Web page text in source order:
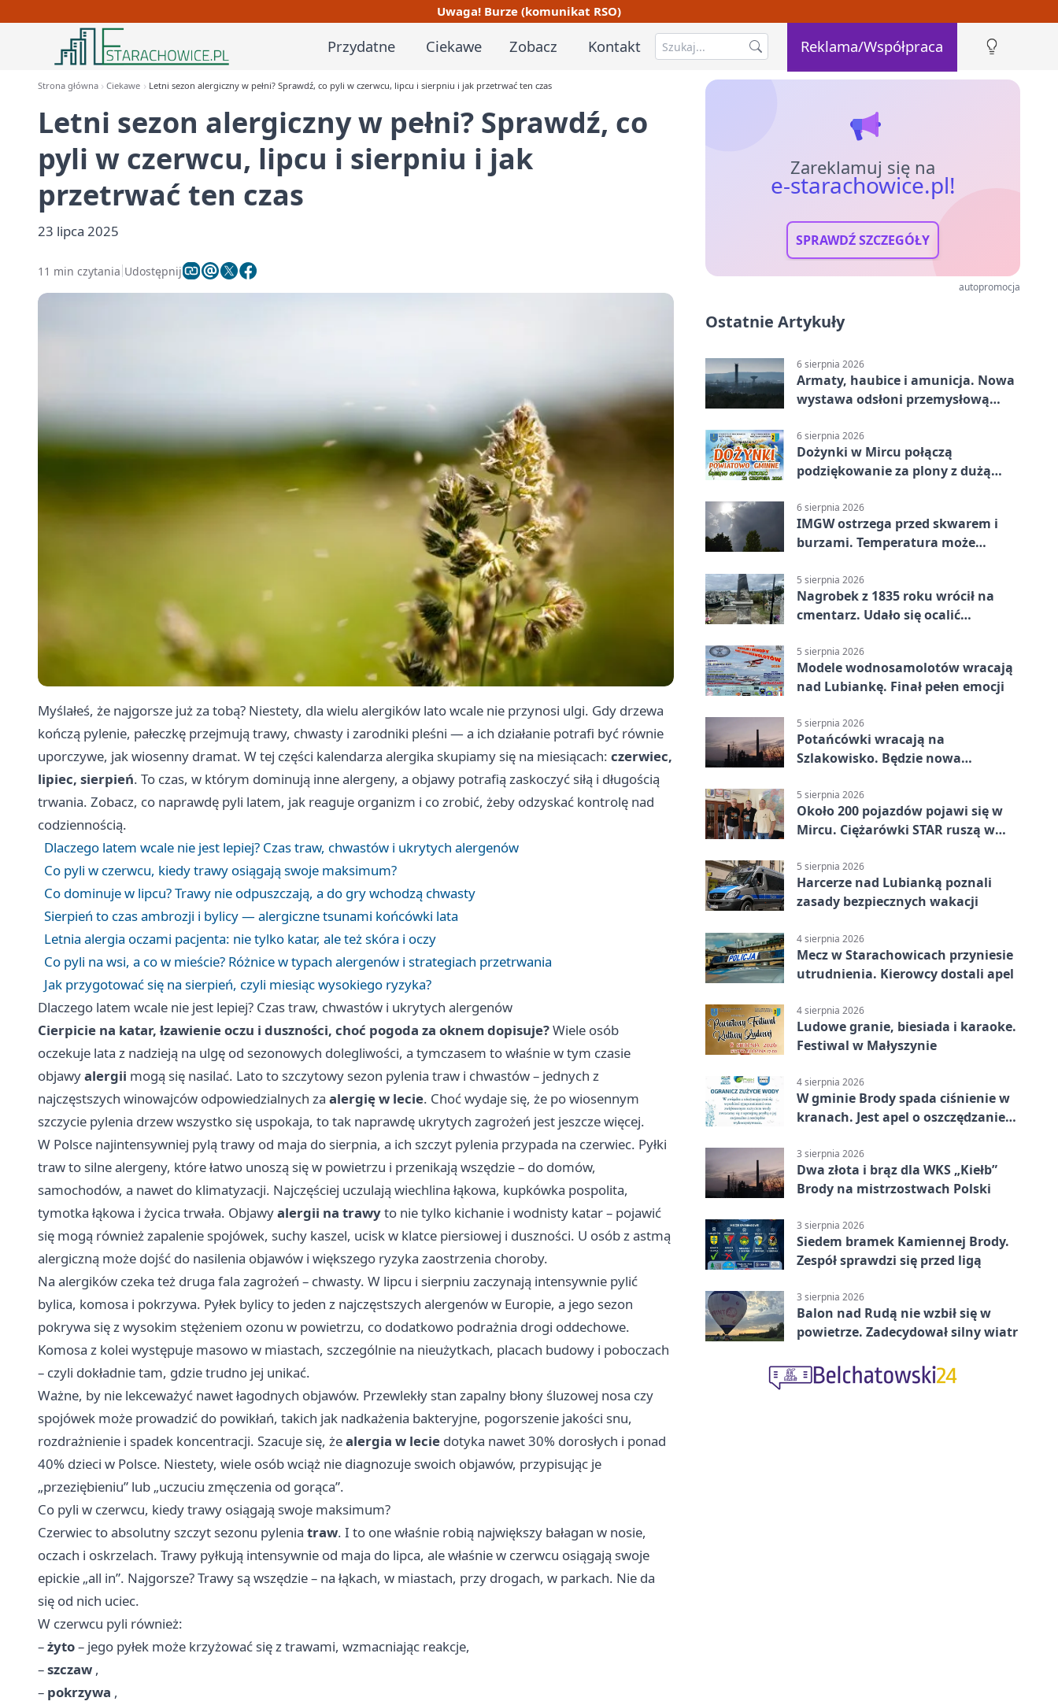
Uwaga! Burze (komunikat RSO)
Przydatne Ciekawe Zobacz Kontakt Reklama/Współpraca
Strona główna Ciekawe Letni sezon alergiczny w pełni? Sprawdź, co pyli w czerwcu, lipcu i sierpniu i jak przetrwać ten czas
Letni sezon alergiczny w pełni? Sprawdź, co
pyli w czerwcu, lipcu i sierpniu i jak
przetrwać ten czas
23 lipca 2025
11 min czytania Udostępnij
Myślałeś, że najgorsze już za tobą? Niestety, dla wielu alergików lato wcale nie przynosi ulgi. Gdy drzewa
kończą pylenie, pałeczkę przejmują trawy, chwasty i zarodniki pleśni — a ich działanie potrafi być równie
uporczywe, jak wiosenny dramat. W tej części kalendarza alergika skupiamy się na miesiącach: czerwiec,
lipiec, sierpień. To czas, w którym dominują inne alergeny, a objawy potrafią zaskoczyć siłą i długością
trwania. Zobacz, co naprawdę pyli latem, jak reaguje organizm i co zrobić, żeby odzyskać kontrolę nad
codziennością.
Dlaczego latem wcale nie jest lepiej? Czas traw, chwastów i ukrytych alergenów
Co pyli w czerwcu, kiedy trawy osiągają swoje maksimum?
Co dominuje w lipcu? Trawy nie odpuszczają, a do gry wchodzą chwasty
Sierpień to czas ambrozji i bylicy — alergiczne tsunami końcówki lata
Letnia alergia oczami pacjenta: nie tylko katar, ale też skóra i oczy
Co pyli na wsi, a co w mieście? Różnice w typach alergenów i strategiach przetrwania
Jak przygotować się na sierpień, czyli miesiąc wysokiego ryzyka?
Dlaczego latem wcale nie jest lepiej? Czas traw, chwastów i ukrytych alergenów
Cierpicie na katar, łzawienie oczu i duszności, choć pogoda za oknem dopisuje?Wiele osób
oczekuje lata z nadzieją na ulgę od sezonowych dolegliwości, a tymczasem to właśnie w tym czasie
objawyalergii mogą się nasilać. Lato to szczytowy sezon pylenia traw i chwastów – jednych z
najczęstszych winowajców odpowiedzialnych za alergię w lecie. Choć wydaje się, że po wiosennym
szczycie pylenia drzew wszystko się uspokaja, to tak naprawdę ukrytych zagrożeń jest jeszcze więcej.
W Polsce najintensywniej pylą trawy od maja do sierpnia, a ich szczyt pylenia przypada na czerwiec. Pyłki
traw to silne alergeny, które łatwo unoszą się w powietrzu i przenikają wszędzie – do domów,
samochodów, a nawet do klimatyzacji. Najczęściej uczulają wiechlina łąkowa, kupkówka pospolita,
tymotka łąkowa i życica trwała. Objawyalergii na trawyto nie tylko kichanie i wodnisty katar – pojawić
się mogą również zapalenie spojówek, suchy kaszel, ucisk w klatce piersiowej i duszności. U osób z astmą
alergiczną może dojść do nasilenia objawów i większego ryzyka zaostrzenia choroby.
Na alergików czeka też druga fala zagrożeń – chwasty. W lipcu i sierpniu zaczynają intensywnie pylić
bylica, komosa i pokrzywa. Pyłek bylicy to jeden z najczęstszych alergenów w Europie, a jego sezon
pokrywa się z wysokim stężeniem ozonu w powietrzu, co dodatkowo podrażnia drogi oddechowe.
Komosa z kolei występuje masowo w miastach, szczególnie na nieużytkach, placach budowy i poboczach
– czyli dokładnie tam, gdzie trudno jej unikać.
Ważne, by nie lekceważyć nawet łagodnych objawów. Przewlekły stan zapalny błony śluzowej nosa czy
spojówek może prowadzić do powikłań, takich jak nadkażenia bakteryjne, pogorszenie jakości snu,
rozdrażnienie i spadek koncentracji. Szacuje się, żealergia w lecie dotyka nawet 30% dorosłych i ponad
40% dzieci w Polsce. Niestety, wiele osób wciąż nie diagnozuje swoich objawów, przypisując je
„przeziębieniu” lub „uczuciu zmęczenia od gorąca”.
Co pyli w czerwcu, kiedy trawy osiągają swoje maksimum?
Czerwiec to absolutny szczyt sezonu pylenia traw. I to one właśnie robią największy bałagan w nosie,
oczach i oskrzelach. Trawy pyłkują intensywnie od maja do lipca, ale właśnie w czerwcu osiągają swoje
epickie „all in”. Najgorsze? Trawy są wszędzie – na łąkach, w miastach, przy drogach, w parkach. Nie da
się od nich uciec.
W czerwcu pyli również:
–żyto– jego pyłek może krzyżować się z trawami, wzmacniając reakcje,
–szczaw ,
– pokrzywa ,
Zareklamuj się na
e-starachowice.pl!
SPRAWDŹ SZCZEGÓŁY
autopromocja
Ostatnie Artykuły
6 sierpnia 2026
Armaty, haubice i amunicja. Nowa
wystawa odsłoni przemysłową
6 sierpnia 2026
Dożynki w Mircu połączą
podziękowanie za plony z dużą
6 sierpnia 2026
IMGW ostrzega przed skwarem i
burzami. Temperatura może
5 sierpnia 2026
Nagrobek z 1835 roku wrócił na
cmentarz. Udało się ocalić
5 sierpnia 2026
Modele wodnosamolotów wracają
nad Lubiankę. Finał pełen emocji
5 sierpnia 2026
Potańcówki wracają na
Szlakowisko. Będzie nowa
5 sierpnia 2026
Około 200 pojazdów pojawi się w
Mircu. Ciężarówki STAR ruszą w
5 sierpnia 2026
Harcerze nad Lubianką poznali
zasady bezpiecznych wakacji
4 sierpnia 2026
Mecz w Starachowicach przyniesie
utrudnienia. Kierowcy dostali apel
4 sierpnia 2026
Ludowe granie, biesiada i karaoke.
Festiwal w Małyszynie
4 sierpnia 2026
W gminie Brody spada ciśnienie w
kranach. Jest apel o oszczędzanie
3 sierpnia 2026
Dwa złota i brąz dla WKS „Kiełb”
Brody na mistrzostwach Polski
3 sierpnia 2026
Siedem bramek Kamiennej Brody.
Zespół sprawdzi się przed ligą
3 sierpnia 2026
Balon nad Rudą nie wzbił się w
powietrze. Zadecydował silny wiatr